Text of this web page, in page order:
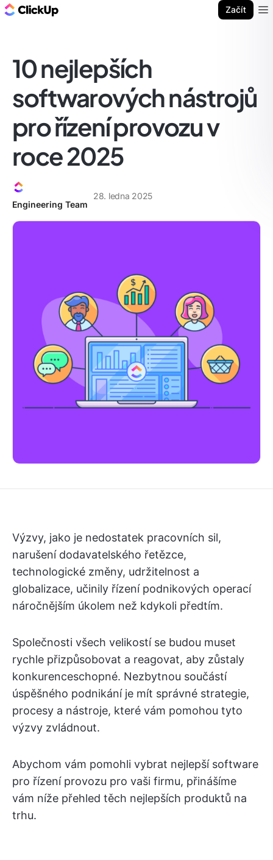
Začít
10 nejlepších
softwarových nástrojů
pro řízení provozu v
roce 2025
Engineering Team
28. ledna 2025
Výzvy, jako je nedostatek pracovních sil,
narušení dodavatelského řetězce,
technologické změny, udržitelnost a
globalizace, učinily řízení podnikových operací
náročnějším úkolem než kdykoli předtím.
Společnosti všech velikostí se budou muset
rychle přizpůsobovat a reagovat, aby zůstaly
konkurenceschopné. Nezbytnou součástí
úspěšného podnikání je mít správné strategie,
procesy a nástroje, které vám pomohou tyto
výzvy zvládnout.
Abychom vám pomohli vybrat nejlepší software
pro řízení provozu pro vaši firmu, přinášíme
vám níže přehled těch nejlepších produktů na
trhu.